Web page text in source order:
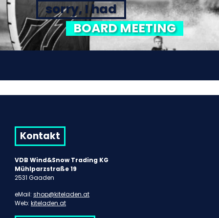
sorry, I had
BOARD MEETING
Kontakt
VDB Wind&Snow Trading KG
Mühlparzstraße 19
2531 Gaaden
eMail: shop@kiteladen.at
Web: kiteladen.at